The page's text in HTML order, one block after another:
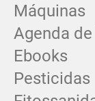
Máquinas
Agenda
Ebooks
Pesticidas